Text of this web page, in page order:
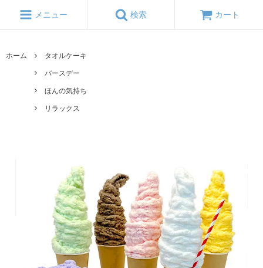
メニュー 検索 カート
ホーム
タオルケーキ
バースデー
ほんの気持ち
リラックス